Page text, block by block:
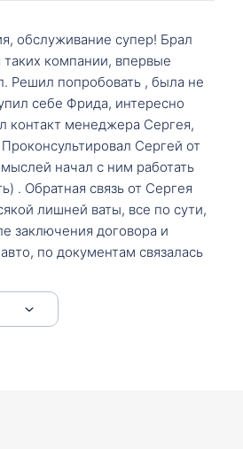
обслуживание супер! Брал
таких компании, впервые
Решил попробовать , была не
себе Фрида, интересно
контакт менеджера Сергея,
Сергей от
начал с ним работать
. Обратная связь от Сергея
лишней ваты, все по сути,
заключения договора и
по документам связалась
зайти, образцы и т.д. После
тепло встретили Сергей с